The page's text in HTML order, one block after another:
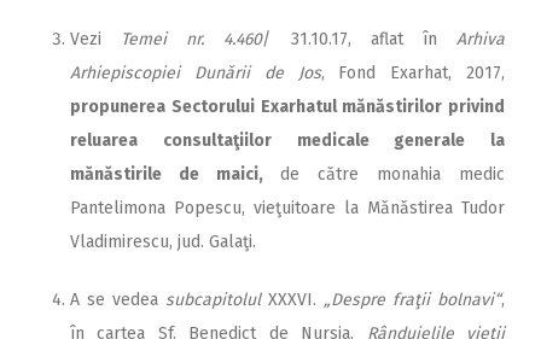
Vezi Temei nr. 4.460/ 31.10.17, aflat înArhiva
Arhiepiscopiei Dunării de Jos, Fond Exarhat, 2017,
propunerea Sectorului Exarhatul mănăstirilor privind
reluarea consultaţiilor medicale generale la
mănăstirile de maici, de către monahia medic
Pantelimona Popescu, vieţuitoare la Mănăstirea Tudor
Vladimirescu, jud. Galaţi.
A se vedea subcapitolulXXXVI. „Despre fraţii bolnavi“,
în cartea Sf. Benedict de Nursia, Rânduielile vieţii